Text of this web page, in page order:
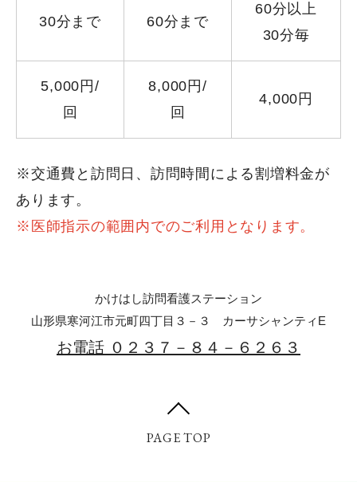
30分まで 60分まで
60分以上
30分毎
5,000円/
回
8,000円/
回
4,000円
※交通費と訪問日、訪問時間による割増料金が
あります。
※医師指示の範囲内でのご利用となります。
かけはし訪問看護ステーション
山形県寒河江市元町四丁目３－３ カーサシャンティE
お電話 ０２３７－８４－６２６３
PAGE TOP